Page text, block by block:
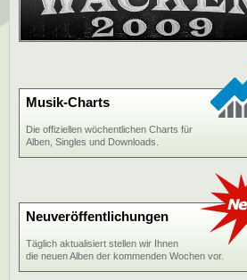
Musik-Charts
Die offiziellen wöchentlichen Charts für
Alben, Singles und Downloads.
Neuveröffentlichungen
Täglich aktualisiert stellen wir Ihnen
die neuen Alben der kommenden Wochen vor.